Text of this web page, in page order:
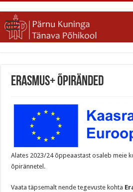
Erasmus+ õpiränded
Alates 2023/24 õppeaastast osaleb meie
õpirännetel.
Vaata täpsemalt nende tegevuste kohta